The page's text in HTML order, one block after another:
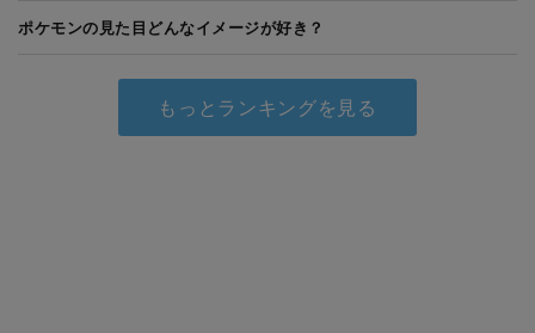
ポケモンの見た目どんなイメージが好き？
もっとランキングを見る